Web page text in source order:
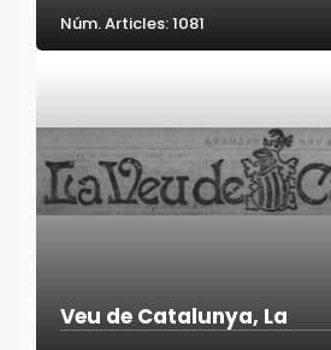
Núm. Articles: 1081
Veu de Catalunya, La